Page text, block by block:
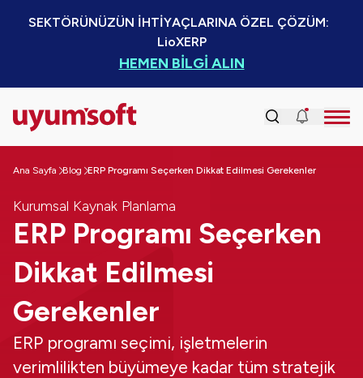
SEKTÖRÜNÜZÜN İHTİYAÇLARINA ÖZEL ÇÖZÜM:
LioXERP
HEMEN BİLGİ ALIN
Ana Sayfa Blog ERP Programı Seçerken Dikkat Edilmesi Gerekenler
Kurumsal Kaynak Planlama
ERP Programı Seçerken
Dikkat Edilmesi
Gerekenler
ERP programı seçimi, işletmelerin
verimlilikten büyümeye kadar tüm stratejik